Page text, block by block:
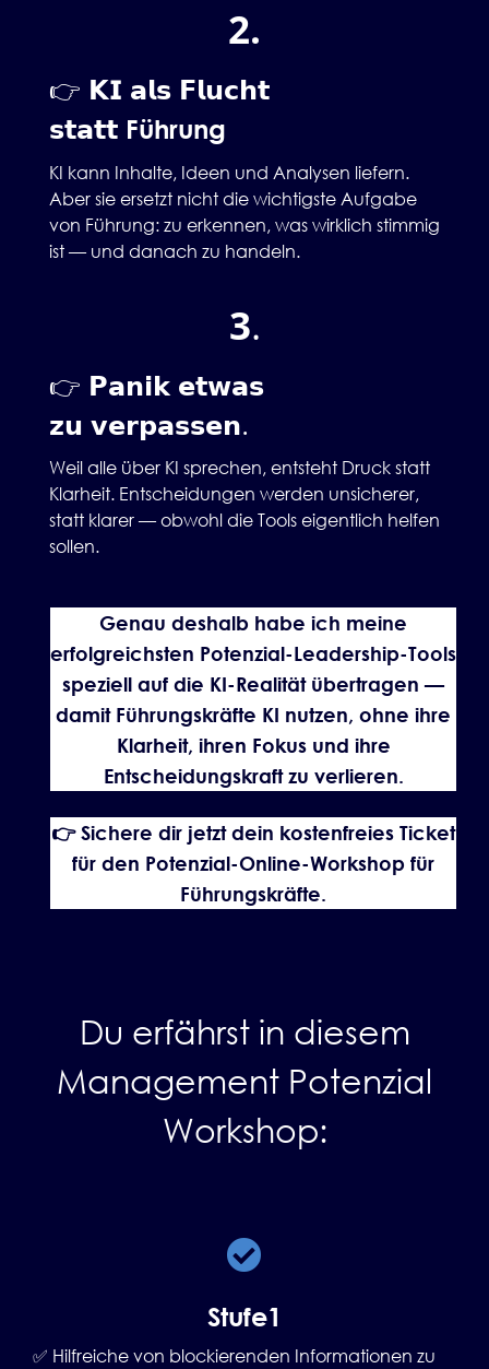
2.
👉 𝗞𝗜 𝗮𝗹𝘀 𝗙𝗹𝘂𝗰𝗵𝘁
𝘀𝘁𝗮𝘁𝘁 Führung
KI kann Inhalte, Ideen und Analysen liefern.
Aber sie ersetzt nicht die wichtigste Aufgabe
von Führung: zu erkennen, was wirklich stimmig
ist — und danach zu handeln.
3.
👉 𝗣𝗮𝗻𝗶𝗸 𝗲𝘁𝘄𝗮𝘀
𝘇𝘂 𝘃𝗲𝗿𝗽𝗮𝘀𝘀𝗲𝗻.
Weil alle über KI sprechen, entsteht Druck statt
Klarheit. Entscheidungen werden unsicherer,
statt klarer — obwohl die Tools eigentlich helfen
sollen.
Genau deshalb habe ich meine
erfolgreichsten Potenzial-Leadership-Tools
speziell auf die KI-Realität übertragen —
damit Führungskräfte KI nutzen, ohne ihre
Klarheit, ihren Fokus und ihre
Entscheidungskraft zu verlieren.
👉 Sichere dir jetzt dein kostenfreies Ticket
für den Potenzial-Online-Workshop für
Führungskräfte.
Du erfährst in diesem
Management Potenzial
Workshop:
Stufe1
✅ Hilfreiche von blockierenden Informationen zu